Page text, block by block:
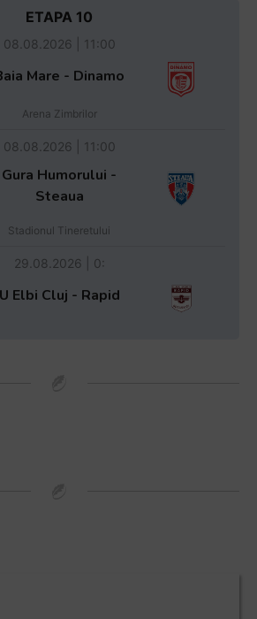
ETAPA 10
08.08.2026 | 11:00
Mare - Dinamo
Arena Zimbrilor
08.08.2026 | 11:00
Gura Humorului -
Steaua
Stadionul Tineretului
29.08.2026 | 0:
U Elbi Cluj - Rapid